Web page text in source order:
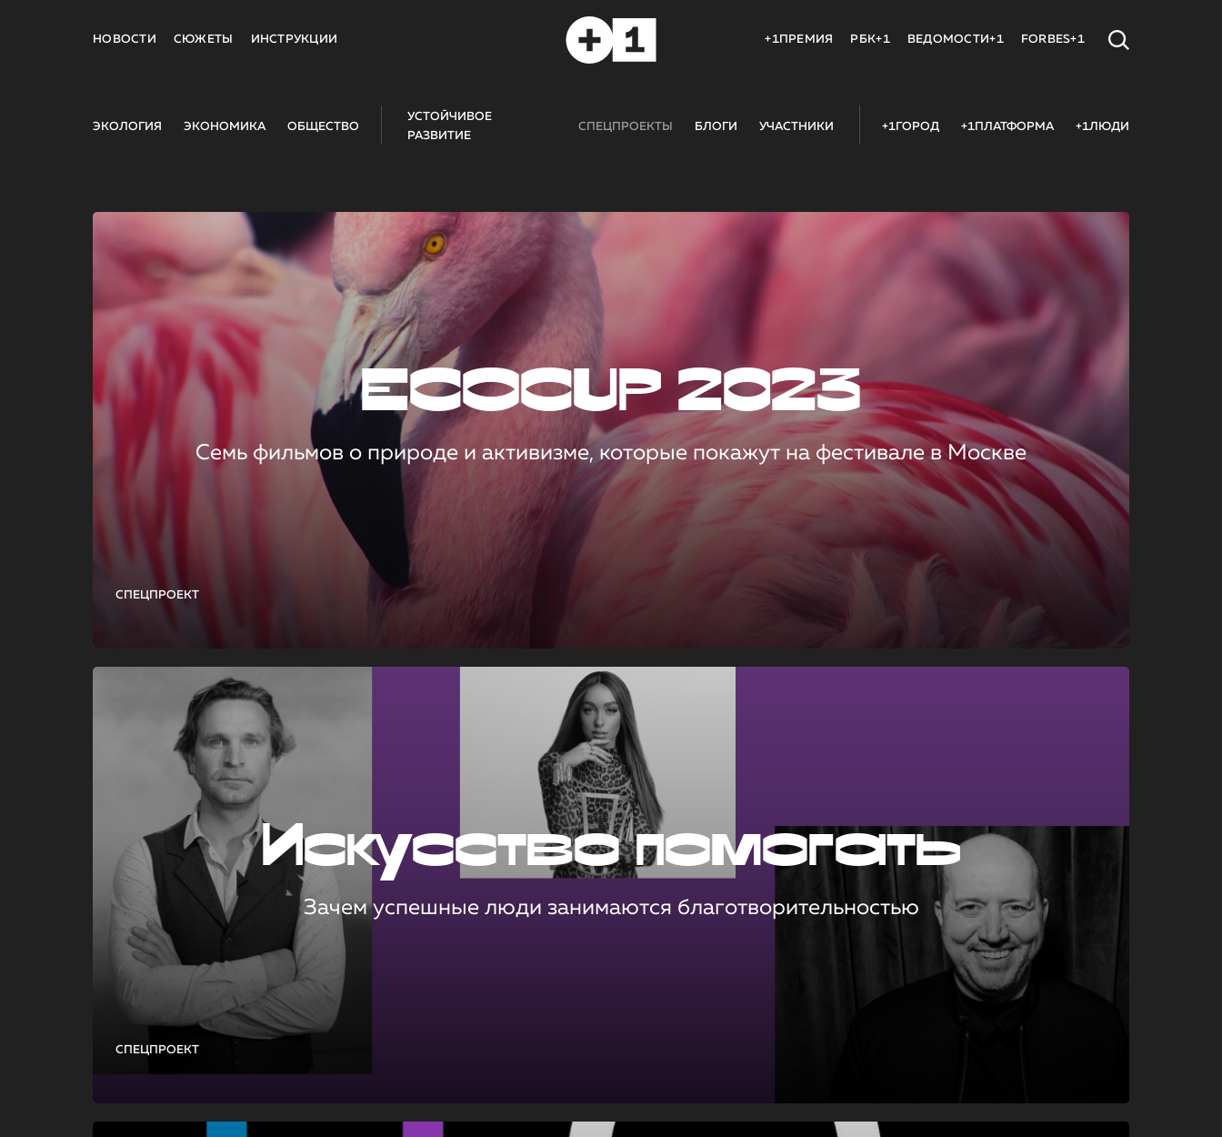
НОВОСТИ СЮЖЕТЫ ИНСТРУКЦИИ +1ПРЕМИЯ РБК+1 ВЕДОМОСТИ+1 FORBES+1
ЭКОЛОГИЯ ЭКОНОМИКА ОБЩЕСТВО
УСТОЙЧИВОЕ
РАЗВИТИЕ
СПЕЦПРОЕКТЫ БЛОГИ УЧАСТНИКИ +1ГОРОД +1ПЛАТФОРМА +1ЛЮДИ
СПЕЦПРОЕКТ
ECOCUP 2023
Семь фильмов о природе и активизме, которые покажут на фестивале в Москве
СПЕЦПРОЕКТ
Искусство помогать
Зачем успешные люди занимаются благотворительностью